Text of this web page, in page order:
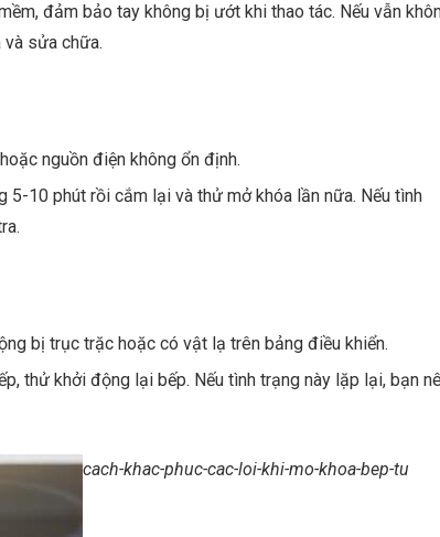
đảm bảo tay không bị ướt khi thao tác. Nếu vẫn
sửa chữa.
nguồn điện không ổn định.
5-10 phút rồi cắm lại và thử mở khóa lần nữa. Nếu tình
bị trục trặc hoặc có vật lạ trên bảng điều khiển.
thử khởi động lại bếp. Nếu tình trạng này lặp lại, bạn
cach-khac-phuc-cac-loi-khi-mo-khoa-bep-tu